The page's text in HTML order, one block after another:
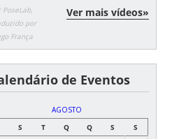
PoseLab,
por
França
Ver mais vídeos»
de Eventos
AGOSTO
S T Q Q S S